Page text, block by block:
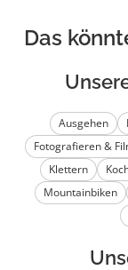
Das
Ausgehen
Fotografieren &
Klettern
Mountainbiken